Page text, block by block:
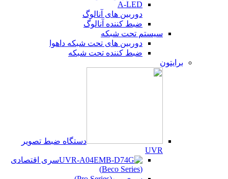
دوربین های آنالوگ
ضبط کننده آنالوگ
سیستم تحت شبکه
دوربین های تحت شبکه داهوا
ضبط کننده تحت شبکه
برایتون
دستگاه ضبط تصویر
UVR
سری اقتصادی
(Beco Series)